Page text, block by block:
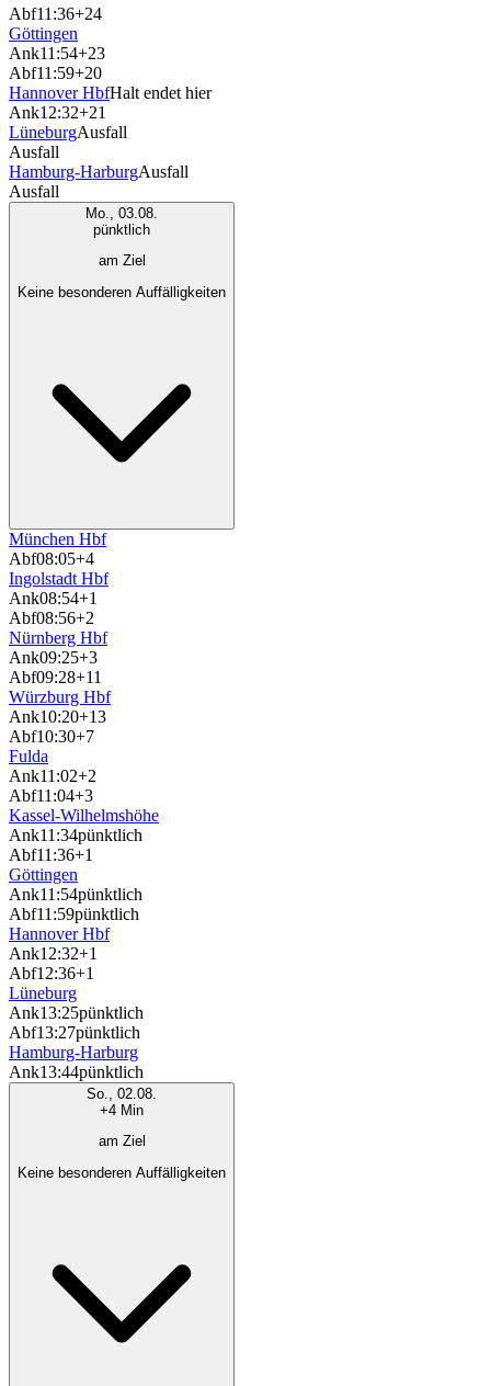
Abf11:36+24
Göttingen
Ank11:54+23
Abf11:59+20
Hannover HbfHalt endet hier
Ank12:32+21
LüneburgAusfall
Ausfall
Hamburg-HarburgAusfall
Ausfall
Mo., 03.08.
pünktlich
am Ziel
Keine besonderen Auffälligkeiten
München Hbf
Abf08:05+4
Ingolstadt Hbf
Ank08:54+1
Abf08:56+2
Nürnberg Hbf
Ank09:25+3
Abf09:28+11
Würzburg Hbf
Ank10:20+13
Abf10:30+7
Fulda
Ank11:02+2
Abf11:04+3
Kassel-Wilhelmshöhe
Ank11:34pünktlich
Abf11:36+1
Göttingen
Ank11:54pünktlich
Abf11:59pünktlich
Hannover Hbf
Ank12:32+1
Abf12:36+1
Lüneburg
Ank13:25pünktlich
Abf13:27pünktlich
Hamburg-Harburg
Ank13:44pünktlich
So., 02.08.
+4 Min
am Ziel
Keine besonderen Auffälligkeiten